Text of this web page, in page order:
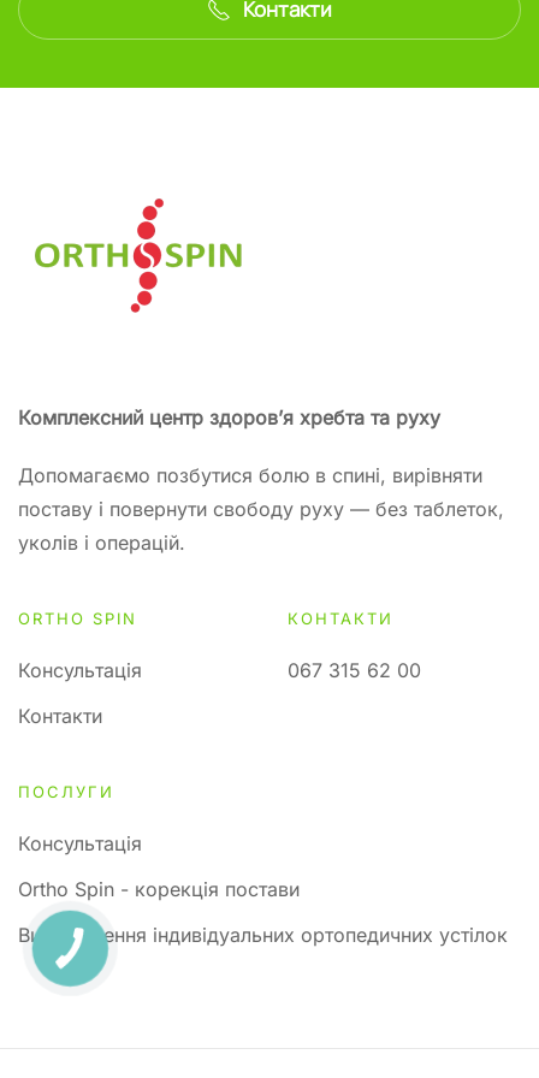
Контакти
Комплексний центр здоров’я хребта та руху
Допомагаємо позбутися болю в спині, вирівняти
поставу і повернути свободу руху — без таблеток,
уколів і операцій.
ORTHO SPIN
Консультація
Контакти
КОНТАКТИ
067 315 62 00
ПОСЛУГИ
Консультація
Ortho Spin - корекція постави
Виготовлення індивідуальних ортопедичних устілок